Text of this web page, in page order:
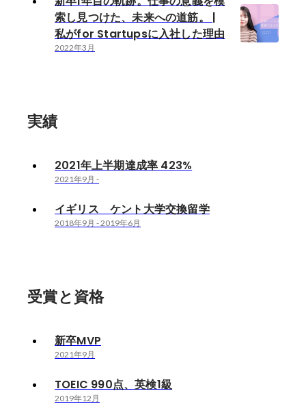
索し見つけた、未来への道筋。 |
私がfor Startupsに入社した理由
2022年3月
実績
2021年上半期達成率 423%
2021年9月 -
イギリス ケント大学交換留学
2018年9月 -2019年6月
受賞と資格
新卒MVP
2021年9月
TOEIC 990点、英検1級
2019年12月